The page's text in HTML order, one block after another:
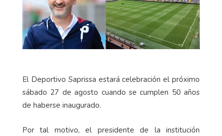
El Deportivo Saprissa estará celebración el próximo
sábado 27 de agosto cuando se cumplen 50 años
de haberse inaugurado.
Por tal motivo, el presidente de la institución